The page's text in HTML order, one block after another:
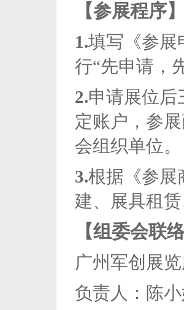
【参展程序
1.填写《参展
行“先申请，
2.申请展位后
定账户 ，参
会组织单位。
3.根据《参展
建、展具租
【组委会联
广州军创展
负责人：陈